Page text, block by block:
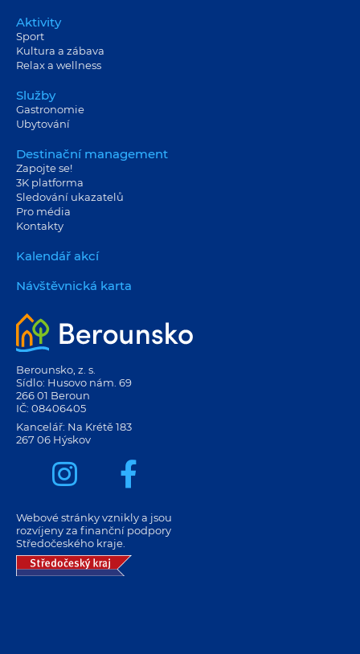
Aktivity
Sport
Kultura a zábava
Relax a wellness
Služby
Gastronomie
Ubytování
Destinační management
Zapojte se!
3K platforma
Sledování ukazatelů
Pro média
Kontakty
Kalendář akcí
Návštěvnická karta
Berounsko, z. s.
Sídlo: Husovo nám. 69
266 01 Beroun
IČ: 08406405
Kancelář: Na Krétě 183
267 06 Hýskov
Webové stránky vznikly a jsou
rozvíjeny za finanční podpory
Středočeského kraje.